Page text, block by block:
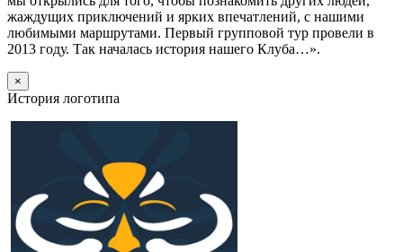
жаждущих приключений и ярких впечатлений, с нашими
любимыми маршрутами. Первый групповой тур провели в
2013 году. Так началась история нашего Клуба…».
×
История логотипа